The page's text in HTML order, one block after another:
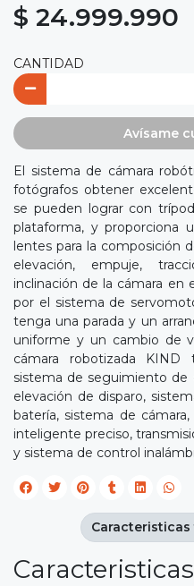
$ 24.999.990
CANTIDAD
Avísame
El sistema de cámara
fotógrafos obtener
se pueden lograr con
plataforma, y proporciona
lentes para la composición
elevación, empuje,
inclinación de la cámara en
por el sistema de
tenga una parada y un
uniforme y un cambio de
cámara robotizada
sistema de seguimiento de
elevación de disparo,
batería, sistema de
inteligente preciso,
y sistema de control